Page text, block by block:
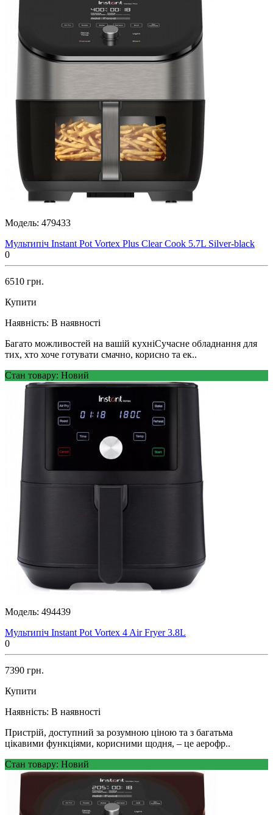
Модель: 479433
Мультипіч Instant Pot Vortex Plus Clear Cook 5.7L Silver-black
0
6510 грн.
Купити
Наявність: В наявності
Багато можливостей на вашій кухніСучасне обладнання для
тих, хто хоче готувати смачно, корисно та ек..
Стан товару: Новий
Модель: 494439
Мультипіч Instant Pot Vortex 4 Air Fryer 3.8L
0
7390 грн.
Купити
Наявність: В наявності
Пристрій, доступний за розумною ціною та з багатьма
цікавими функціями, корисними щодня, – це аерофр..
Стан товару: Новий